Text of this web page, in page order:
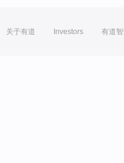
关于有道 Investors 有道